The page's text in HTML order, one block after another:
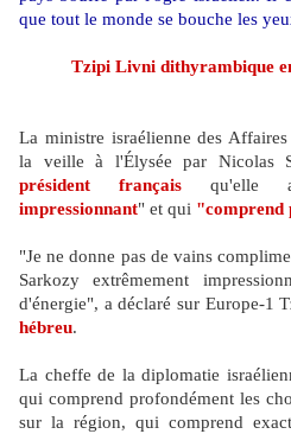
que tout le monde se bouche les
Tzipi Livni dithyrambique
La ministre israélienne des
la veille à l'Élysée par Nicolas
président français qu'elle
impressionnant" et qui "comprend
"Je ne donne pas de vains
Sarkozy extrêmement
d'énergie", a déclaré sur Europe-
hébreu.
La cheffe de la diplomatie
qui comprend profondément les
sur la région, qui comprend